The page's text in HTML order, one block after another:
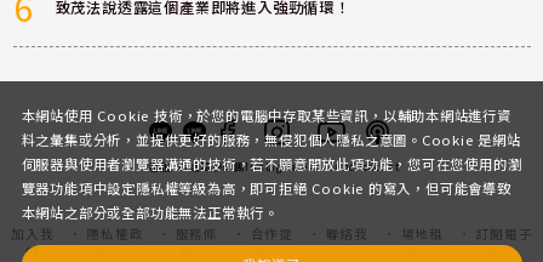
致茂法說透露這個產業即將進入強勁循環！
客服 討論區粉絲團InstagramYoutubePodcast
加入我
們
隱私權政
服務條
合作提
聯絡我
場地租
訂閱電子
本網站使用 Cookie 技術，於您的電腦中存取某些資訊，以輔助本網站進行資
料之彙集或分析，並提供更好的服務，無侵犯個人隱私之意圖。Cookie 是網站
伺服器與使用者瀏覽器溝通的技術，若不願意開放此項功能，您可在您使用的瀏
覽器功能項中設定隱私權等級為高，即可拒絕 Cookie 的寫入，但可能會導致
本網站之部分或全部功能無法正常執行。